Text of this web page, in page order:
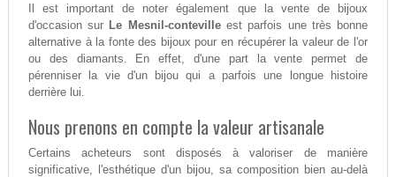
Il est important de noter également que la vente de bijoux
d'occasion sur Le Mesnil-contevilleest parfois une très bonne
alternative à la fonte des bijoux pour en récupérer la valeur de l'or
ou des diamants. En effet, d'une part la vente permet de
pérenniser la vie d'un bijou qui a parfois une longue histoire
derrière lui.
Nous prenons en compte la valeur artisanale
Certains acheteurs sont disposés à valoriser de manière
significative, l'esthétique d'un bijou, sa composition bien au-delà